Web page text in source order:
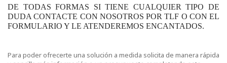
DE TODAS FORMAS SI TIENE CUALQUIER TIPO DE
DUDA CONTACTE CON NOSOTROS POR TLF O CON EL
FORMULARIO Y LE ATENDEREMOS ENCANTADOS.
Para poder ofrecerte una solución a medida solicita de manera rápida